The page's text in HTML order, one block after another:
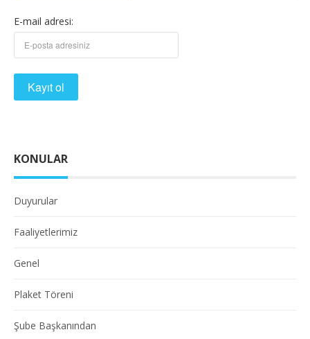
E-mail adresi:
KONULAR
Duyurular
Faaliyetlerimiz
Genel
Plaket Töreni
Şube Başkanından